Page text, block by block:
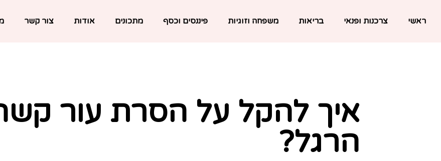
ראשי צרכנות ופנאי בריאות משפחה וזוגיות פיננסים וכסף מתכונים אודות צור קשר
איך להקל על הסרת עור
הרגל?